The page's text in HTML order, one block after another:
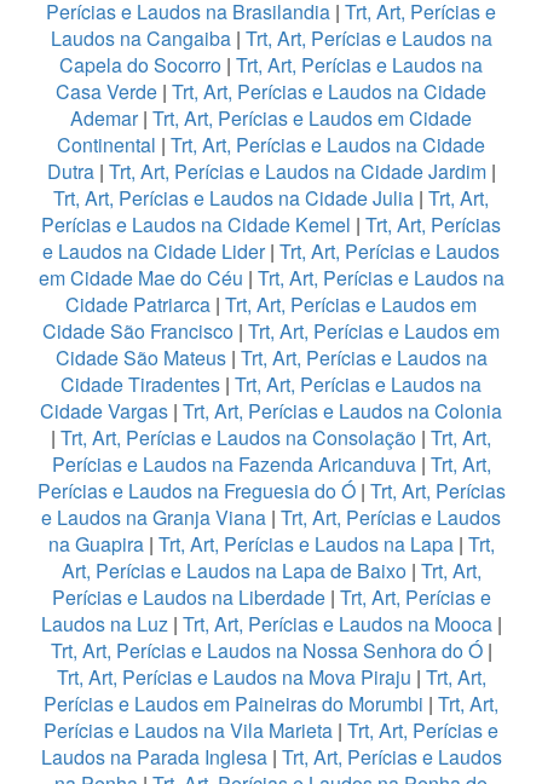
Perícias e Laudos na Brasilandia | Trt, Art, Perícias e
Laudos na Cangaiba| Trt, Art, Perícias e Laudos na
Capela do Socorro | Trt, Art, Perícias e Laudos na
Casa Verde | Trt, Art, Perícias e Laudos na Cidade
Ademar| Trt, Art, Perícias e Laudos em Cidade
Continental | Trt, Art, Perícias e Laudos na Cidade
Dutra | Trt, Art, Perícias e Laudos na Cidade Jardim|
Trt, Art, Perícias e Laudos na Cidade Julia | Trt, Art,
Perícias e Laudos na Cidade Kemel | Trt, Art, Perícias
e Laudos na Cidade Lider| Trt, Art, Perícias e Laudos
em Cidade Mae do Céu | Trt, Art, Perícias e Laudos na
Cidade Patriarca | Trt, Art, Perícias e Laudos em
Cidade São Francisco | Trt, Art, Perícias e Laudos em
Cidade São Mateus| Trt, Art, Perícias e Laudos na
Cidade Tiradentes | Trt, Art, Perícias e Laudos na
Cidade Vargas | Trt, Art, Perícias e Laudos na Colonia
| Trt, Art, Perícias e Laudos na Consolação | Trt, Art,
Perícias e Laudos na Fazenda Aricanduva| Trt, Art,
Perícias e Laudos na Freguesia do Ó| Trt, Art, Perícias
e Laudos na Granja Viana | Trt, Art, Perícias e Laudos
na Guapira| Trt, Art, Perícias e Laudos na Lapa| Trt,
Art, Perícias e Laudos na Lapa de Baixo | Trt, Art,
Perícias e Laudos na Liberdade | Trt, Art, Perícias e
Laudos na Luz| Trt, Art, Perícias e Laudos na Mooca|
Trt, Art, Perícias e Laudos na Nossa Senhora do Ó|
Trt, Art, Perícias e Laudos na Mova Piraju | Trt, Art,
Perícias e Laudos em Paineiras do Morumbi | Trt, Art,
Perícias e Laudos na Vila Marieta | Trt, Art, Perícias e
Laudos na Parada Inglesa | Trt, Art, Perícias e Laudos